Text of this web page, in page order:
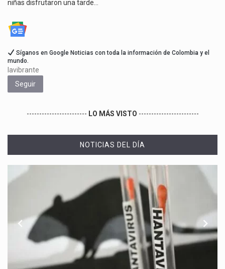
niñas disfrutaron una tarde…
Síganos en Google Noticias con toda la información de Colombia y el
mundo.
lavibrante
Seguir
------------------------ LO MÁS VISTO ------------------------
NOTICIAS DEL DÍA